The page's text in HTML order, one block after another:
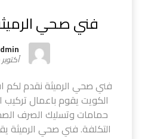
فني صحي الرميثة
أكتوبر 24, 2024
فني صحي الرميثة نقدم
الكويت يقوم باعمال
حمامات وتسليك الصرف
التكلفة. فني صحي